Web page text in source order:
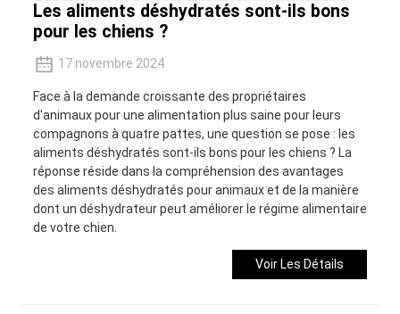
Les aliments déshydratés sont-ils bons
pour les chiens ?
17 novembre 2024
Face à la demande croissante des propriétaires
d'animaux pour une alimentation plus saine pour leurs
compagnons à quatre pattes, une question se pose : les
aliments déshydratés sont-ils bons pour les chiens ? La
réponse réside dans la compréhension des avantages
des aliments déshydratés pour animaux et de la manière
dont un déshydrateur peut améliorer le régime alimentaire
de votre chien.
Voir Les Détails